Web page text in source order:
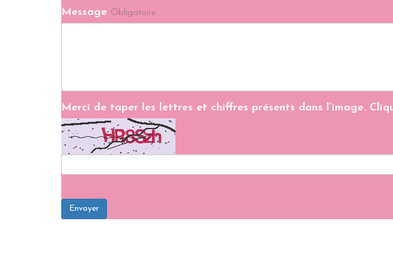
Message Obligatoire
Merci de taper les lettres et chiffres présents dans l’image.
Envoyer